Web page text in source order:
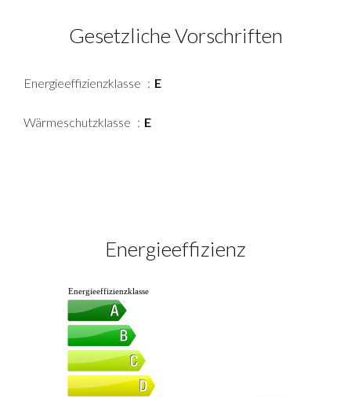
Gesetzliche Vorschriften
Energieeffizienzklasse E
Wärmeschutzklasse E
Energieeffizienz
Energieeffizienzklasse